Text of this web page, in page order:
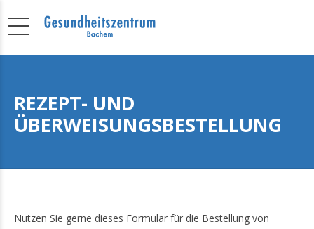
REZEPT- UND
ÜBERWEISUNGSBESTELLUNG
Nutzen Sie gerne dieses Formular für die Bestellung von